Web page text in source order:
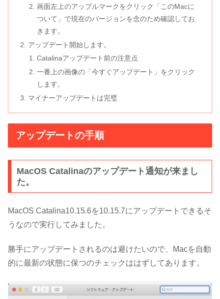
画面左上のアップルマークをクリック「このMacに
ついて」で現在のバージョンを念のため確認してお
きます。
アップデート開始します。
Catalinaアップデート前の注意点
一番上の画像の「今すぐアップデート」をクリック
します。
マイナーアップデートは完璧
アップデートの手順
MacOS Catalinaのアップデート通知が来まし
た。
MacOS Catalina10.15.6を10.15.7にアップデートできるそ
うなので実行してみました。
勝手にアップデートされるのは避けたいので、Macを自動
的に最新の状態に保つのチェックははずしてあります。